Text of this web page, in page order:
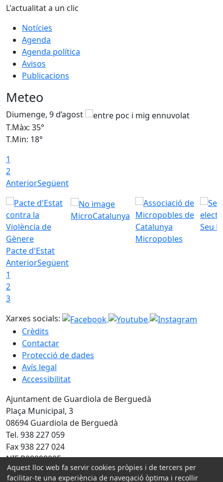
L'actualitat a un clic
Notícies
Agenda
Agenda política
Avisos
Publicacions
Meteo
Diumenge, 9 d’agost
T.Màx: 35°
T.Min: 18°
1
2
AnteriorSegüent
Pacte d'Estat
MicroCatalunya
Micropobles
Seu
AnteriorSegüent
1
2
3
Xarxes socials:
Crèdits
Contactar
Protecció de dades
Avís legal
Accessibilitat
Ajuntament de Guardiola de Berguedà
Plaça Municipal, 3
08694 Guardiola de Berguedà
Tel. 938 227 059
Fax 938 227 024
NIF P0809800F
Amb la col·laboració de:
Aquest lloc web fa servir cookies pròpies i de tercers per
facilitar-te una experiència de navegació òptima i recollir